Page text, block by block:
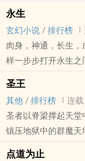
永生
玄幻小说 / 排行榜
肉身，神通，长生
样一步步打开永生之
宝，崭新世界，仙道
的爱恨情仇，恩怨纠
继《佛本是道》《
力作。 “神机营”官
家多去捧场多一点在
圣王
其他 / 排行榜
连载
圣者以脊梁撑起天
镇压地狱中的群魔
点道为止